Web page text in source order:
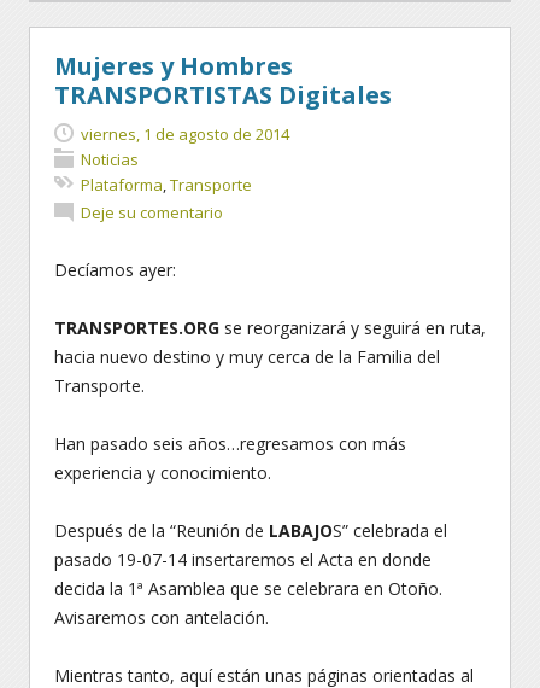
Mujeres y Hombres
TRANSPORTISTAS Digitales
viernes, 1 de agosto de 2014
Noticias
Plataforma,Transporte
Deje su comentario
Decíamos ayer:
TRANSPORTES.ORG se reorganizará y seguirá en ruta,
hacia nuevo destino y muy cerca de la Familia del
Transporte.
Han pasado seis años…regresamos con más
experiencia y conocimiento.
Después de la “Reunión de LABAJOS” celebrada el
pasado 19-07-14 insertaremos el Acta en donde
decida la 1ª Asamblea que se celebrara en Otoño.
Avisaremos con antelación.
Mientras tanto, aquí están unas páginas orientadas al